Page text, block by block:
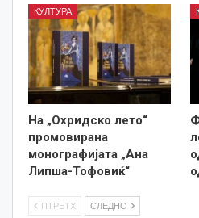
КУЛТУРА
На „Охридско лето“
промовирана
монографијата „Ана
Липша-Тофовиќ“
ПТРЕТХ СЛЕДНО